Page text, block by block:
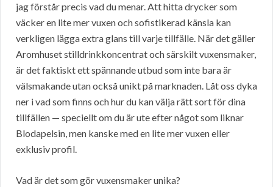
jag förstår precis vad du menar. Att hitta drycker som
väcker en lite mer vuxen och sofistikerad känsla kan
verkligen lägga extra glans till varje tillfälle. När det gäller
Aromhuset stilldrinkkoncentrat och särskilt vuxensmaker,
är det faktiskt ett spännande utbud som inte bara är
välsmakande utan också unikt på marknaden. Låt oss dyka
ner i vad som finns och hur du kan välja rätt sort för dina
tillfällen — speciellt om du är ute efter något som liknar
Blodapelsin, men kanske med en lite mer vuxen eller
exklusiv profil.
Vad är det som gör vuxensmaker unika?